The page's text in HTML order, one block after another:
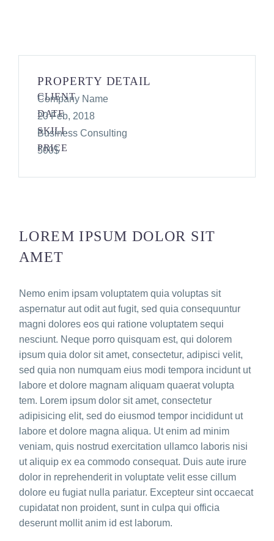
PROPERTY DETAIL
CLIENT
Company Name
DATE
20 Feb, 2018
SKILL
Business Consulting
PRICE
500$
LOREM IPSUM DOLOR SIT
AMET
Nemo enim ipsam voluptatem quia voluptas sit
aspernatur aut odit aut fugit, sed quia consequuntur
magni dolores eos qui ratione voluptatem sequi
nesciunt. Neque porro quisquam est, qui dolorem
ipsum quia dolor sit amet, consectetur, adipisci velit,
sed quia non numquam eius modi tempora incidunt ut
labore et dolore magnam aliquam quaerat volupta
tem. Lorem ipsum dolor sit amet, consectetur
adipisicing elit, sed do eiusmod tempor incididunt ut
labore et dolore magna aliqua. Ut enim ad minim
veniam, quis nostrud exercitation ullamco laboris nisi
ut aliquip ex ea commodo consequat. Duis aute irure
dolor in reprehenderit in voluptate velit esse cillum
dolore eu fugiat nulla pariatur. Excepteur sint occaecat
cupidatat non proident, sunt in culpa qui officia
deserunt mollit anim id est laborum.